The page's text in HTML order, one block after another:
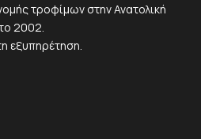
τροφίμων στην Ανατολική
2002.
εξυπηρέτηση.